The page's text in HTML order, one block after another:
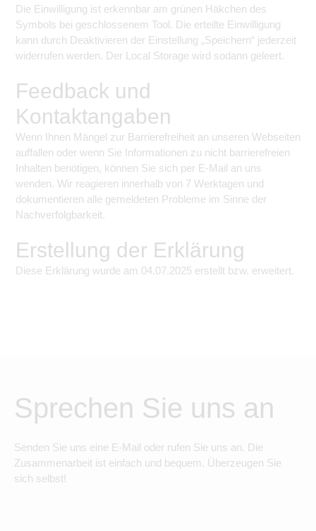
Die Einwilligung ist erkennbar am grünen Häkchen des
Symbols bei geschlossenem Tool. Die erteilte Einwilligung
kann durch Deaktivieren der Einstellung „Speichern“ jederzeit
widerrufen werden. Der Local Storage wird sodann geleert.
Feedback und
Kontaktangaben
Wenn Ihnen Mängel zur Barrierefreiheit an unseren Webseiten
auffallen oder wenn Sie Informationen zu nicht barrierefreien
Inhalten benötigen, können Sie sich per E-Mail an uns
wenden. Wir reagieren innerhalb von 7 Werktagen und
dokumentieren alle gemeldeten Probleme im Sinne der
Nachverfolgbarkeit.
Erstellung der Erklärung
Diese Erklärung wurde am 04.07.2025 erstellt bzw. erweitert.
Sprechen Sie uns an
Senden Sie uns eine E-Mail oder rufen Sie uns an. Die
Zusammenarbeit ist einfach und bequem. Überzeugen Sie
sich selbst!